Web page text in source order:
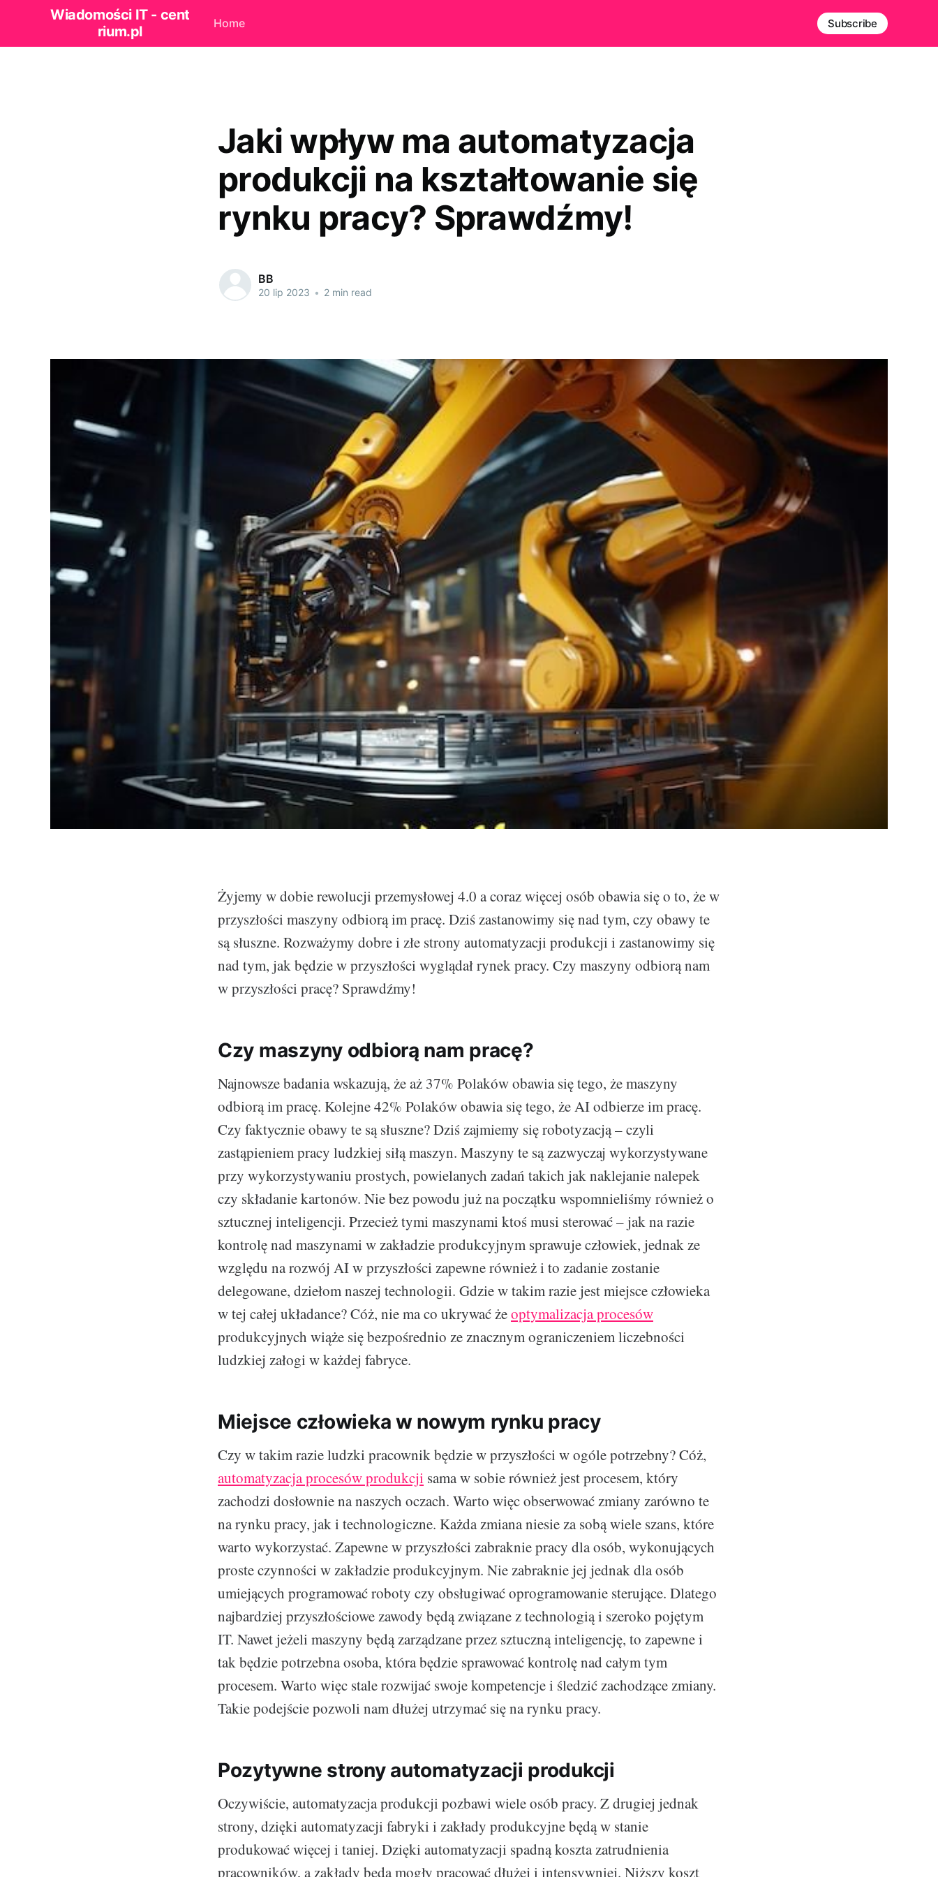
Wiadomości IT - cent
rium.pl
Home Subscribe
Jaki wpływ ma automatyzacja
produkcji na kształtowanie się
rynku pracy? Sprawdźmy!
BB
20 lip 2023 • 2 min read
Żyjemy w dobie rewolucji przemysłowej 4.0 a coraz więcej osób obawia się o to, że w
przyszłości maszyny odbiorą im pracę. Dziś zastanowimy się nad tym, czy obawy te
są słuszne. Rozważymy dobre i złe strony automatyzacji produkcji i zastanowimy się
nad tym, jak będzie w przyszłości wyglądał rynek pracy. Czy maszyny odbiorą nam
w przyszłości pracę? Sprawdźmy!
Czy maszyny odbiorą nam pracę?
Najnowsze badania wskazują, że aż 37% Polaków obawia się tego, że maszyny
odbiorą im pracę. Kolejne 42% Polaków obawia się tego, że AI odbierze im pracę.
Czy faktycznie obawy te są słuszne? Dziś zajmiemy się robotyzacją – czyli
zastąpieniem pracy ludzkiej siłą maszyn. Maszyny te są zazwyczaj wykorzystywane
przy wykorzystywaniu prostych, powielanych zadań takich jak naklejanie nalepek
czy składanie kartonów. Nie bez powodu już na początku wspomnieliśmy również o
sztucznej inteligencji. Przecież tymi maszynami ktoś musi sterować – jak na razie
kontrolę nad maszynami w zakładzie produkcyjnym sprawuje człowiek, jednak ze
względu na rozwój AI w przyszłości zapewne również i to zadanie zostanie
delegowane, dziełom naszej technologii. Gdzie w takim razie jest miejsce człowieka
w tej całej układance? Cóż, nie ma co ukrywać żeoptymalizacja procesów
produkcyjnych wiąże się bezpośrednio ze znacznym ograniczeniem liczebności
ludzkiej załogi w każdej fabryce.
Miejsce człowieka w nowym rynku pracy
Czy w takim razie ludzki pracownik będzie w przyszłości w ogóle potrzebny? Cóż,
automatyzacja procesów produkcji sama w sobie również jest procesem, który
zachodzi dosłownie na naszych oczach. Warto więc obserwować zmiany zarówno te
na rynku pracy, jak i technologiczne. Każda zmiana niesie za sobą wiele szans, które
warto wykorzystać. Zapewne w przyszłości zabraknie pracy dla osób, wykonujących
proste czynności w zakładzie produkcyjnym. Nie zabraknie jej jednak dla osób
umiejących programować roboty czy obsługiwać oprogramowanie sterujące. Dlatego
najbardziej przyszłościowe zawody będą związane z technologią i szeroko pojętym
IT. Nawet jeżeli maszyny będą zarządzane przez sztuczną inteligencję, to zapewne i
tak będzie potrzebna osoba, która będzie sprawować kontrolę nad całym tym
procesem. Warto więc stale rozwijać swoje kompetencje i śledzić zachodzące zmiany.
Takie podejście pozwoli nam dłużej utrzymać się na rynku pracy.
Pozytywne strony automatyzacji produkcji
Oczywiście, automatyzacja produkcji pozbawi wiele osób pracy. Z drugiej jednak
strony, dzięki automatyzacji fabryki i zakłady produkcyjne będą w stanie
produkować więcej i taniej. Dzięki automatyzacji spadną koszta zatrudnienia
pracowników, a zakłady będą mogły pracować dłużej i intensywniej. Niższy koszt